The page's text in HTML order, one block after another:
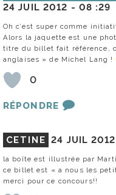
24 JUIL 2012 - 08 :29
Oh c’est super comme
Alors la jaquette est une
titre du billet fait référence,
anglaises » de Michel Lang !
0
RÉPONDRE
CETINE 24 JUIL
la boîte est illustrée par
ce billet est « a nous les
merci pour ce concours!!